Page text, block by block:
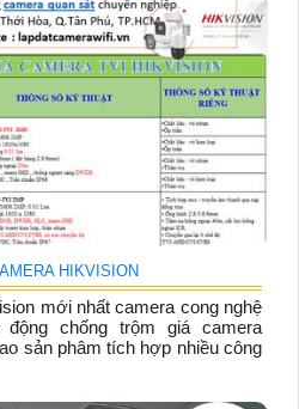
HIKVISION
mới nhất camera cong nghệ
chống trộm giá camera
sản phâm tích hợp nhiều công